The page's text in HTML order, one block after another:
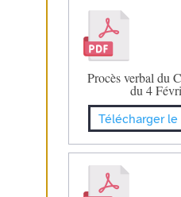
Procès verbal du
du 4
Télécharger